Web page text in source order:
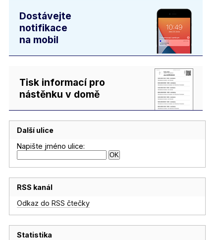
Dostávejte
notifikace
na mobil
Tisk informací pro
nástěnku v domě
Další ulice
Napište jméno ulice:
RSS kanál
Odkaz do RSS čtečky
Statistika